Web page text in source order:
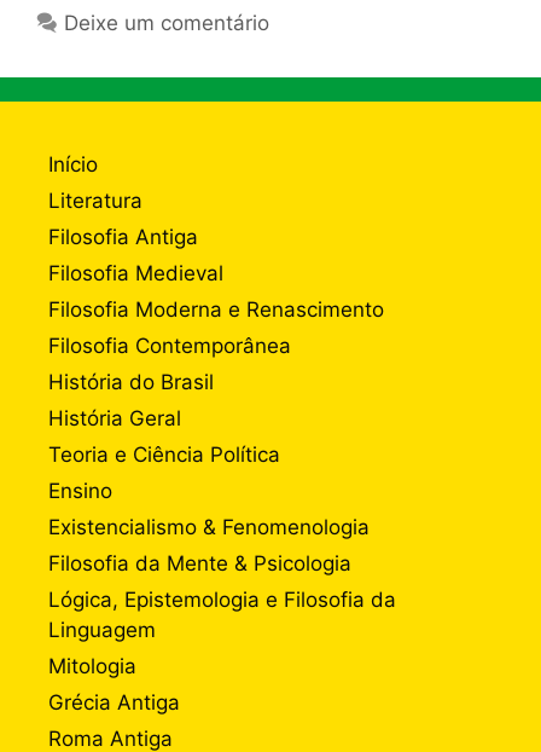
Deixe um comentário
Início
Literatura
Filosofia Antiga
Filosofia Medieval
Filosofia Moderna e Renascimento
Filosofia Contemporânea
História do Brasil
História Geral
Teoria e Ciência Política
Ensino
Existencialismo & Fenomenologia
Filosofia da Mente & Psicologia
Lógica, Epistemologia e Filosofia da
Linguagem
Mitologia
Grécia Antiga
Roma Antiga